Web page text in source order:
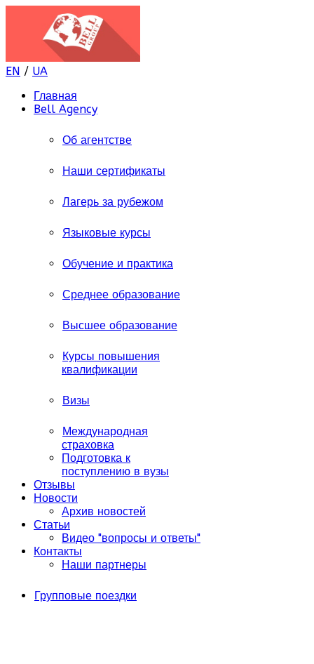
EN / UA
Главная
Bell Agency
Об агентстве
Наши сертификаты
Лагерь за рубежом
Языковые курсы
Обучение и практика
Среднее образование
Высшее образование
Курсы повышения
квалификации
Визы
Международная
страховка
Подготовка к
поступлению в вузы
Отзывы
Новости
Архив новостей
Статьи
Видео "вопросы и ответы"
Контакты
Наши партнеры
Групповые поездки